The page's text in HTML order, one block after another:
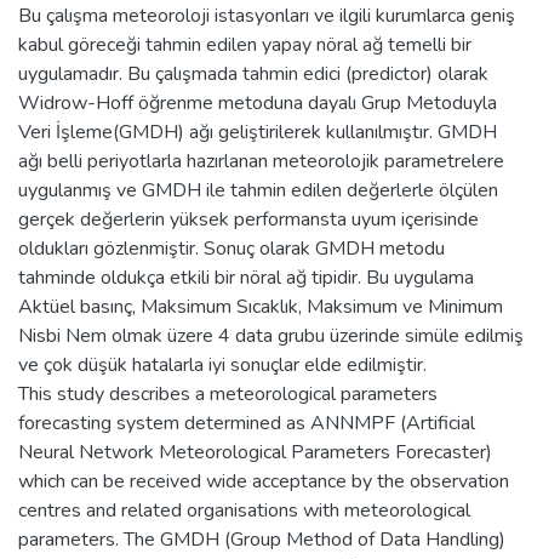
Bu çalışma meteoroloji istasyonları ve ilgili kurumlarca geniş
kabul göreceği tahmin edilen yapay nöral ağ temelli bir
uygulamadır. Bu çalışmada tahmin edici (predictor) olarak
Widrow-Hoff öğrenme metoduna dayalı Grup Metoduyla
Veri İşleme(GMDH) ağı geliştirilerek kullanılmıştır. GMDH
ağı belli periyotlarla hazırlanan meteorolojik parametrelere
uygulanmış ve GMDH ile tahmin edilen değerlerle ölçülen
gerçek değerlerin yüksek performansta uyum içerisinde
oldukları gözlenmiştir. Sonuç olarak GMDH metodu
tahminde oldukça etkili bir nöral ağ tipidir. Bu uygulama
Aktüel basınç, Maksimum Sıcaklık, Maksimum ve Minimum
Nisbi Nem olmak üzere 4 data grubu üzerinde simüle edilmiş
ve çok düşük hatalarla iyi sonuçlar elde edilmiştir.
This study describes a meteorological parameters
forecasting system determined as ANNMPF (Artificial
Neural Network Meteorological Parameters Forecaster)
which can be received wide acceptance by the observation
centres and related organisations with meteorological
parameters. The GMDH (Group Method of Data Handling)